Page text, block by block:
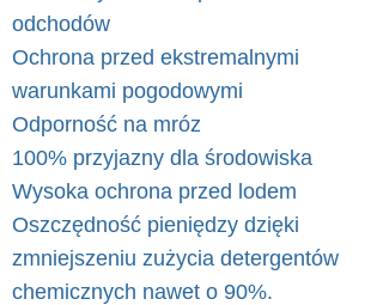
odchodów
Ochrona przed ekstremalnymi
warunkami pogodowymi
Odporność na mróz
100% przyjazny dla środowiska
Wysoka ochrona przed lodem
Oszczędność pieniędzy dzięki
zmniejszeniu zużycia detergentów
chemicznych nawet o 90%.